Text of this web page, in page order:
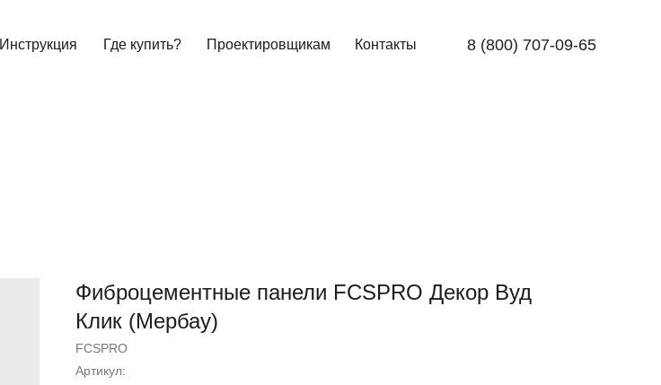
Проектировщикам
Где купить?
Инструкция Контакты 8 (800) 707-09-65
Фиброцементные панели FCSPRO Декор Вуд
Клик (Мербау)
FCSPRO
Артикул: